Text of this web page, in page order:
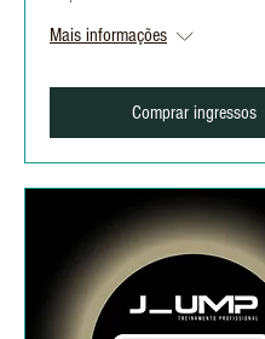
Mais informações
Comprar ingressos